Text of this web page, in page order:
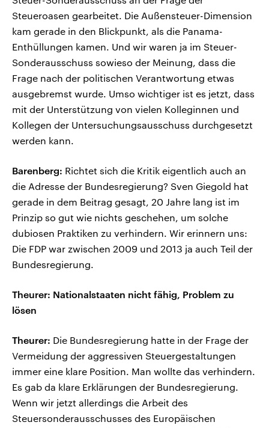
Steueroasen gearbeitet. Die Außensteuer-Dimension
kam gerade in den Blickpunkt, als die Panama-
Enthüllungen kamen. Und wir waren ja im Steuer-
Sonderausschuss sowieso der Meinung, dass die
Frage nach der politischen Verantwortung etwas
ausgebremst wurde. Umso wichtiger ist es jetzt, dass
mit der Unterstützung von vielen Kolleginnen und
Kollegen der Untersuchungsausschuss durchgesetzt
werden kann.
Barenberg: Richtet sich die Kritik eigentlich auch an
die Adresse der Bundesregierung? Sven Giegold hat
gerade in dem Beitrag gesagt, 20 Jahre lang ist im
Prinzip so gut wie nichts geschehen, um solche
dubiosen Praktiken zu verhindern. Wir erinnern uns:
Die FDP war zwischen 2009 und 2013 ja auch Teil der
Bundesregierung.
Theurer: Nationalstaaten nicht fähig, Problem zu
lösen
Theurer: Die Bundesregierung hatte in der Frage der
Vermeidung der aggressiven Steuergestaltungen
immer eine klare Position. Man wollte das verhindern.
Es gab da klare Erklärungen der Bundesregierung.
Wenn wir jetzt allerdings die Arbeit des
Steuersonderausschusses des Europäischen